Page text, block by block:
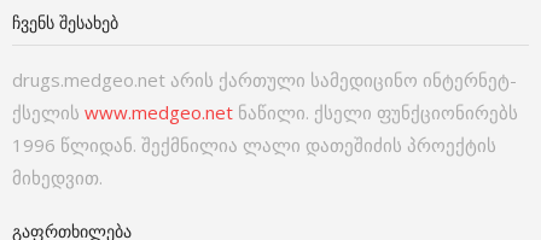
ᲩᲕᲔᲜᲡ ᲨᲔᲡᲐᲮᲔᲑ
drugs.medgeo.net არის ქართული სამედიცინო ინტერნეტ-
ქსელის www.medgeo.net ნაწილი. ქსელი ფუნქციონირებს
1996 წლიდან. შექმნილია ლალი დათეშიძის პროექტის
მიხედვით.
ᲒᲐᲤᲠᲗᲮᲘᲚᲔᲑᲐ